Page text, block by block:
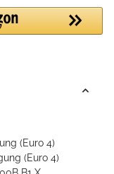
(Euro 4)
(Euro 4)